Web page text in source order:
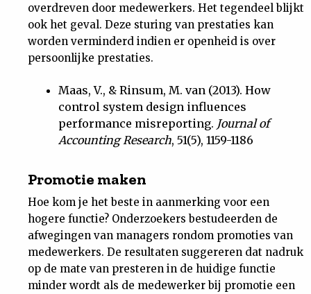
overdreven door medewerkers. Het tegendeel blijkt
ook het geval. Deze sturing van prestaties kan
worden verminderd indien er openheid is over
persoonlijke prestaties.
Maas, V., & Rinsum, M. van (2013). How
control system design influences
performance misreporting. Journal of
Accounting Research, 51(5), 1159-1186
Promotie maken
Hoe kom je het beste in aanmerking voor een
hogere functie? Onderzoekers bestudeerden de
afwegingen van managers rondom promoties van
medewerkers. De resultaten suggereren dat nadruk
op de mate van presteren in de huidige functie
minder wordt als de medewerker bij promotie een